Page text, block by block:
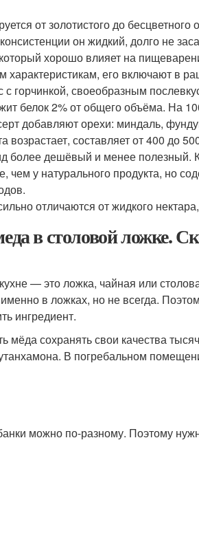
от золотистого до бесцветного
он жидкий, долго не
хорошо влияет на
характеристикам, его включают в
горчинкой, своеобразным
белок 2% от общего объёма. На
добавляют орехи: миндаль,
возрастает, составляет от 400 до
более дешёвый и менее полезный.
чем у натурального продукта, но
отличаются от жидкого
в столовой ложке.
— это ложка, чайная или
в ложках, но не всегда.
ингредиент.
мёда сохранять свои качества
В погребальном
можно по-разному. Поэтому